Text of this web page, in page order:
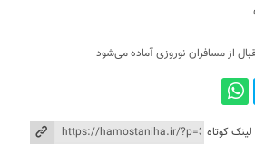
از مسافران نوروزی آماده می‌شود
لینک کوتاه